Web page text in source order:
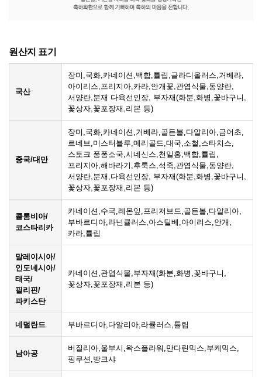
원산지 표기
국산
장미,국화,카네이션,백합,튤립,글라디올러스,거베라,
아이리스,프리지아,카라,안개꽃,관엽식물,동양란,
서양란,분재 다육선인장, 부자재(화분,화병,꽃바구니,
꽃상자,꽃포장재,리본 등)
중국/대만
장미,국화,카네이션,거베라,골든볼,다알리아,금어초,
르네브,미스터블루,메리골드,대국,소철,스타치스,
스토크 퐁퐁소국,시네신스,천일홍,백합,튤립,
프리지아,해바라기,후룩스,석죽,관엽식물,동양란,
서양란,분재,다육선인장, 부자재(화분,화병,꽃바구니,
꽃상자,꽃포장재,리본 등)
콜롬비아/
코스타리카
카네이션,수국,레몬잎,프리저브드,골든볼,다알리아,
부바르디아,라넌큘러스,아스틸베,아이리스,안개,
카라,튤립
말레이시아/
인도네시아/
태국/
필리핀/
파키스탄
카네이션,관엽식물,부자재(화분,화병,꽃바구니,
꽃상자,꽃포장재,리본 등)
네덜란드 부바르디아,다알리아,라큘러스,튤립
남아공
버질리아,울부시,왁스플라워,만다린믹스,부케믹스,
핑쿠션,방크샤